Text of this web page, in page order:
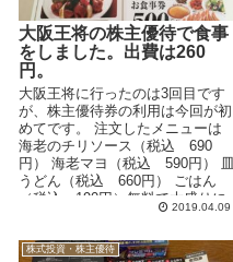
大阪王将の株主優待で食事
をしました。出費は260
円。
大阪王将に行ったのは3回目です
が、株主優待券の利用は今回が初
めてです。 注文したメニューは
海老のチリソース（税込 690
円） 海老マヨ（税込 590円） 皿
うどん（税込 660円） ごはん
（税込 190円）無料で大盛りに
2019.04.09
株式投資・株主優待